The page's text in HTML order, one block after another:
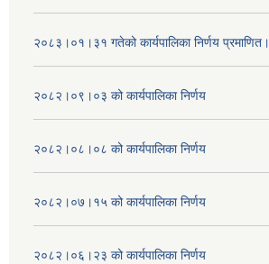
२०८३।०१।३१ गतेको कार्यपालिका निर्णय प्रमाणित।
२०८२।०९।०३ को कार्यपालिका निर्णय
२०८२।०८।०८ को कार्यपालिका निर्णय
२०८२।०७।१५ को कार्यपालिका निर्णय
२०८२।०६।२३ को कार्यपालिका निर्णय